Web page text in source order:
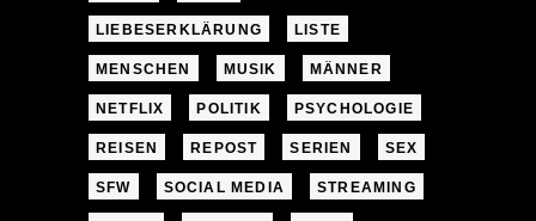
LIEBESERKLÄRUNG LISTE
MENSCHEN MUSIK MÄNNER
NETFLIX POLITIK PSYCHOLOGIE
REISEN REPOST SERIEN SEX
SFW SOCIAL MEDIA STREAMING